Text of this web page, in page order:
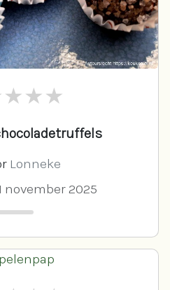
Lonneke
november 2025